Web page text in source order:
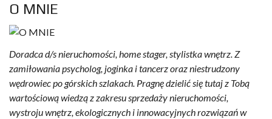
O MNIE
Doradca d/s nieruchomości, home stager, stylistka wnętrz. Z
zamiłowania psycholog, joginka i tancerz oraz niestrudzony
wędrowiec po górskich szlakach. Pragnę dzielić się tutaj z Tobą
wartościową wiedzą z zakresu sprzedaży nieruchomości,
wystroju wnętrz, ekologicznych i innowacyjnych rozwiązań w